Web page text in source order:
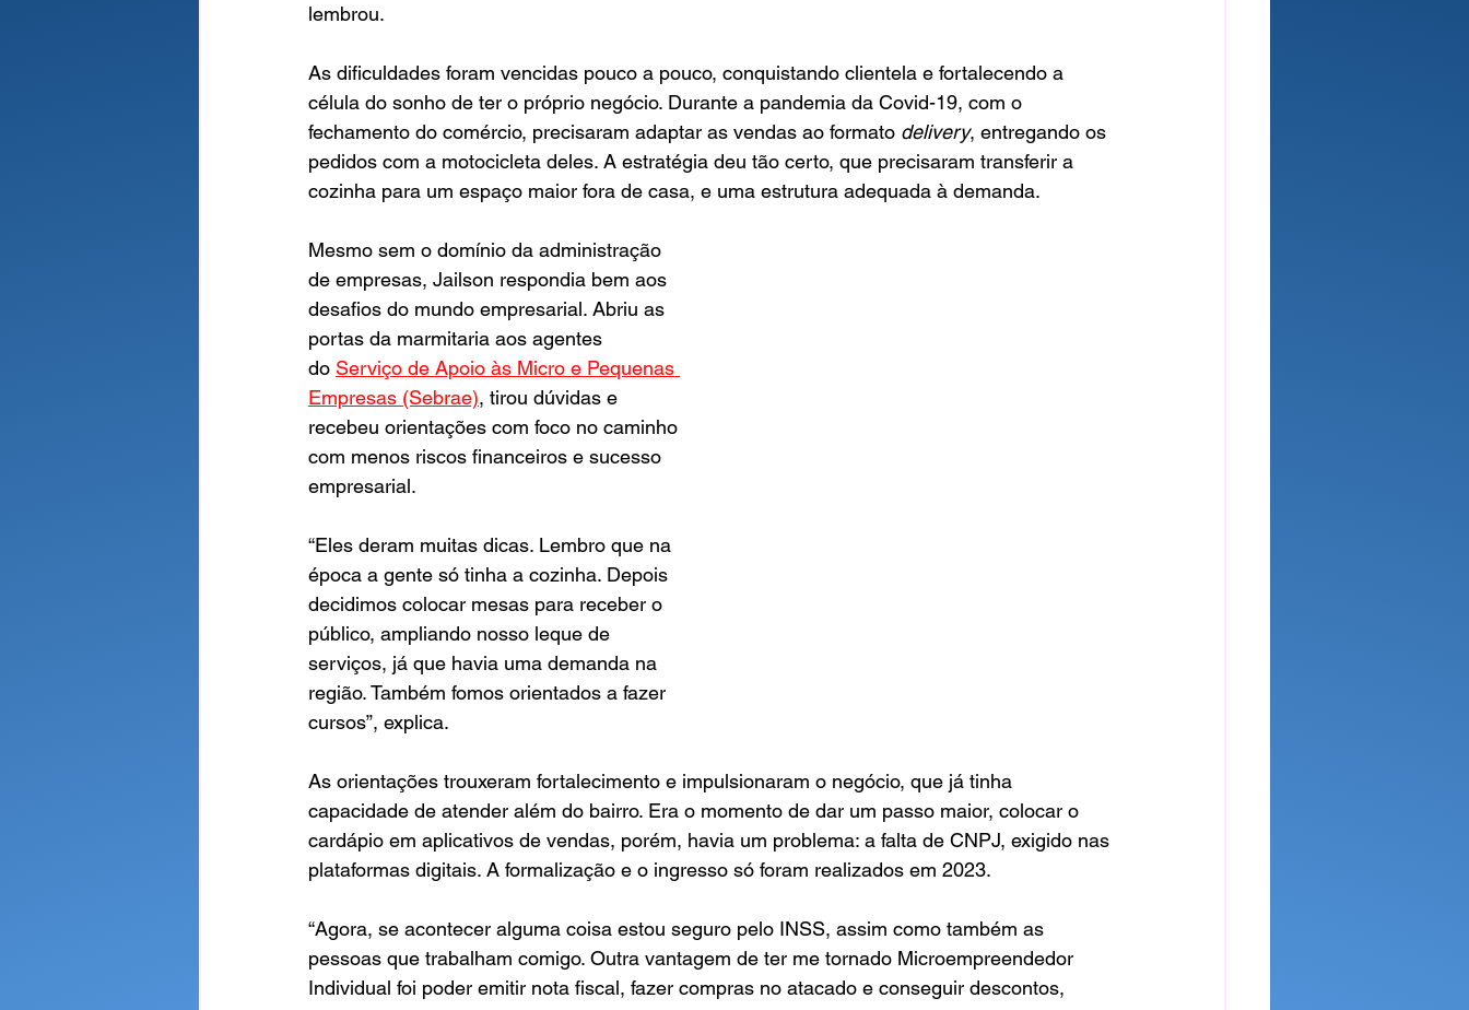
lembrou.
As dificuldades foram vencidas pouco a pouco, conquistando clientela e fortalecendo a
célula do sonho de ter o próprio negócio. Durante a pandemia da Covid-19, com o
fechamento do comércio, precisaram adaptar as vendas ao formato delivery, entregando os
pedidos com a motocicleta deles. A estratégia deu tão certo, que precisaram transferir a
cozinha para um espaço maior fora de casa, e uma estrutura adequada à demanda.
Mesmo sem o domínio da administração
de empresas, Jailson respondia bem aos
desafios do mundo empresarial. Abriu as
portas da marmitaria aos agentes
do Serviço de Apoio às Micro e Pequenas
Empresas (Sebrae), tirou dúvidas e
recebeu orientações com foco no caminho
com menos riscos financeiros e sucesso
empresarial.
“Eles deram muitas dicas. Lembro que na
época a gente só tinha a cozinha. Depois
decidimos colocar mesas para receber o
público, ampliando nosso leque de
serviços, já que havia uma demanda na
região. Também fomos orientados a fazer
cursos”, explica.
As orientações trouxeram fortalecimento e impulsionaram o negócio, que já tinha
capacidade de atender além do bairro. Era o momento de dar um passo maior, colocar o
cardápio em aplicativos de vendas, porém, havia um problema: a falta de CNPJ, exigido nas
plataformas digitais. A formalização e o ingresso só foram realizados em 2023.
“Agora, se acontecer alguma coisa estou seguro pelo INSS, assim como também as
pessoas que trabalham comigo. Outra vantagem de ter me tornado Microempreendedor
Individual foi poder emitir nota fiscal, fazer compras no atacado e conseguir descontos,